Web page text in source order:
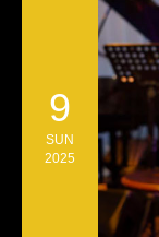
9
SUN
2025